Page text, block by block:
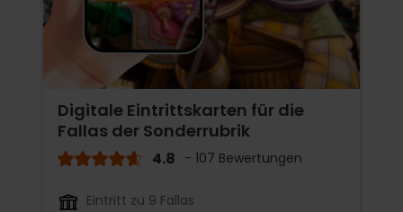
Digitale Eintrittskarten für die
Fallas der Sonderrubrik
4.8 - 107 Bewertungen
Eintritt zu 9 Fallas